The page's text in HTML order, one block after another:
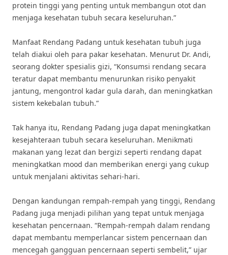
protein tinggi yang penting untuk membangun otot dan
menjaga kesehatan tubuh secara keseluruhan.”
Manfaat Rendang Padang untuk kesehatan tubuh juga
telah diakui oleh para pakar kesehatan. Menurut Dr. Andi,
seorang dokter spesialis gizi, “Konsumsi rendang secara
teratur dapat membantu menurunkan risiko penyakit
jantung, mengontrol kadar gula darah, dan meningkatkan
sistem kekebalan tubuh.”
Tak hanya itu, Rendang Padang juga dapat meningkatkan
kesejahteraan tubuh secara keseluruhan. Menikmati
makanan yang lezat dan bergizi seperti rendang dapat
meningkatkan mood dan memberikan energi yang cukup
untuk menjalani aktivitas sehari-hari.
Dengan kandungan rempah-rempah yang tinggi, Rendang
Padang juga menjadi pilihan yang tepat untuk menjaga
kesehatan pencernaan. “Rempah-rempah dalam rendang
dapat membantu memperlancar sistem pencernaan dan
mencegah gangguan pencernaan seperti sembelit,” ujar